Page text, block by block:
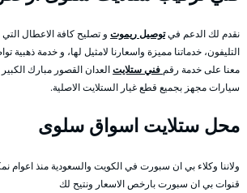
نقدم لك الدعم فيتوصيل ريموت و تصليح كافة الاعطال
التليفون، خدماتنا مميزة واسعارنا لامثيل لها، و خدمة ذهبية
معنا على خدمة رقم فني ستلايتالعدان القصور مبارك
سيارات مجهز بجميع قطع غيار الستلايت الاصلية.
محل ستلايت اسواق سلوى
ولاننا وكلاء بي ان سبورت في الكويت والسعودية منذ اعوام
قنوات بي ان سبورت بارخص الاسعار ونتيح لك